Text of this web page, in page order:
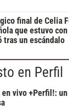
final de Celia
que estuvo
tras un escándalo
en Perfil
en vivo +Perfil!: